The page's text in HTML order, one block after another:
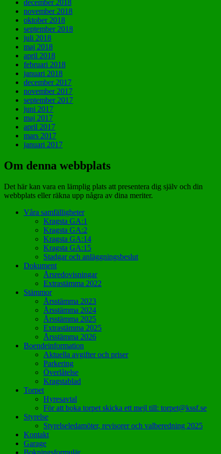
december 2018
november 2018
oktober 2018
september 2018
juli 2018
maj 2018
april 2018
februari 2018
januari 2018
december 2017
november 2017
september 2017
juni 2017
maj 2017
april 2017
mars 2017
januari 2017
Om denna webbplats
Det här kan vara en lämplig plats att presentera dig själv och din
webbplats eller räkna upp några av dina meriter.
Våra samfälligheter
Kragsta GA:1
Kragsta GA:2
Kragsta GA:14
Kragsta GA:15
Stadgar och anläggningsbeslut
Dokument
Årsredovisningar
Extrastämma 2022
Stämmor
Årsstämma 2023
Årsstämma 2024
Årsstämma 2025
Extrastämma 2025
Årsstämma 2026
Boendeinformation
Aktuella avgifter och priser
Parkering
Överlåtelse
Kragstablad
Torpet
Hyresavtal
För att boka torpet skicka ett mejl till: torpet@kssf.se
Styrelse
Styrelseledamöter, revisorer och valberedning 2025
Kontakt
Garage
Bokningsformulär